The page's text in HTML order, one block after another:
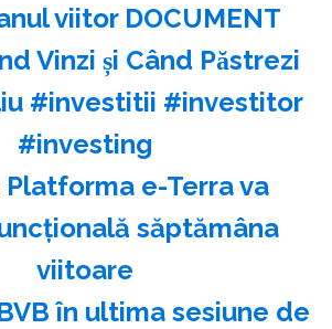
viitor DOCUMENT
Vinzi și Când Păstrezi
#investitii #investitor
#investing
Platforma e-Terra va
săptămâna
viitoare
în ultima sesiune de